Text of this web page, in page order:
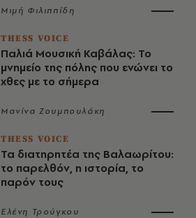
Μιμή Φιλιππίδη
THESS VOICE
Παλιά Μουσική Καβάλας: Το
μνημείο της πόλης που ενώνει το
χθες με το σήμερα
Μανίνα Ζουμπουλάκη
THESS VOICE
Τα διατηρητέα της Βαλαωρίτου:
το παρελθόν, η ιστορία, το
παρόν τους
Ελένη Τρούγκου